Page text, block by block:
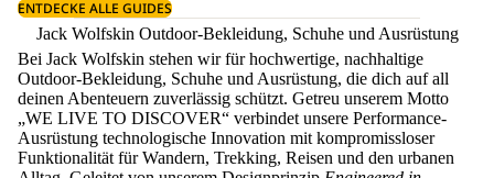
ENTDECKE ALLE GUIDES
Jack Wolfskin Outdoor-Bekleidung, Schuhe und Ausrüstung
Bei Jack Wolfskin stehen wir für hochwertige, nachhaltige
Outdoor-Bekleidung, Schuhe und Ausrüstung, die dich auf all
deinen Abenteuern zuverlässig schützt. Getreu unserem Motto
„WE LIVE TO DISCOVER“ verbindet unsere Performance-
Ausrüstung technologische Innovation mit kompromissloser
Funktionalität für Wandern, Trekking, Reisen und den urbanen